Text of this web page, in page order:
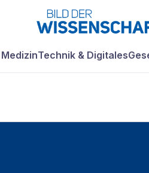
Technik & Digitales